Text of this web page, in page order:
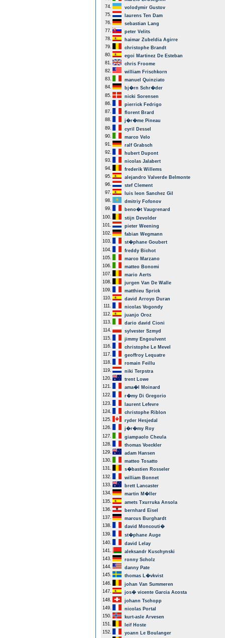
74.
volodymir Gustov
75.
laurens Ten Dam
76.
sebastian Lang
77.
peter Velits
78.
haimar Zubeldia Agirre
79.
christophe Brandt
80.
egoi Martinez De Esteban
81.
chris Froome
82.
william Frischkorn
83.
manuel Quinziato
84.
bj�rn Schr�der
85.
nicki Sorensen
86.
pierrick Fedrigo
87.
florent Brard
88.
j�r�me Pineau
89.
cyril Dessel
90.
marco Velo
91.
ralf Grabsch
92.
hubert Dupont
93.
nicolas Jalabert
94.
frederik Willems
95.
alejandro Valverde Belmonte
96.
stef Clement
97.
luis leon Sanchez Gil
98.
dmitriy Fofonov
99.
beno�t Vaugrenard
100.
stijn Devolder
101.
pieter Weening
102.
fabian Wegmann
103.
st�phane Goubert
104.
freddy Bichot
105.
marco Marzano
106.
matteo Bonomi
107.
mario Aerts
108.
jurgen Van De Walle
109.
matthieu Sprick
110.
david Arroyo Duran
111.
nicolas Vogondy
112.
juanjo Oroz
113.
dario david Cioni
114.
sylvester Szmyd
115.
jimmy Engoulvent
116.
christophe Le Mevel
117.
geoffroy Lequatre
118.
romain Feillu
119.
niki Terpstra
120.
trent Lowe
121.
ama�l Moinard
122.
r�my Di Gregorio
123.
laurent Lefevre
124.
christophe Riblon
125.
ryder Hesjedal
126.
j�r�my Roy
127.
giampaolo Cheula
128.
thomas Voeckler
129.
adam Hansen
130.
matteo Tosatto
131.
s�bastien Rosseler
132.
william Bonnet
133.
brett Lancaster
134.
martin M�ller
135.
amets Txurruka Ansola
136.
bernhard Eisel
137.
marcus Burghardt
138.
david Moncouti�
139.
st�phane Auge
140.
david Lelay
141.
aleksandr Kuschynski
143.
ronny Scholz
144.
danny Pate
145.
thomas L�vkvist
146.
johan Van Summeren
147.
jos� vicente Garcia Acosta
148.
johann Tschopp
149.
nicolas Portal
150.
kurt-asle Arvesen
151.
leif Hoste
152.
yoann Le Boulanger